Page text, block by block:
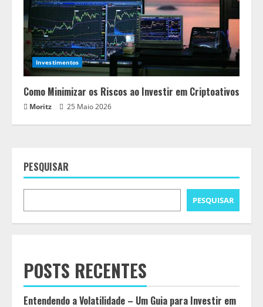
Investimentos
Como Minimizar os Riscos ao Investir em Criptoativos
Moritz 25 Maio 2026
PESQUISAR
PESQUISAR
POSTS RECENTES
Entendendo a Volatilidade – Um Guia para Investir em